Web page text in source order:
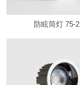
防眩筒灯 75-2